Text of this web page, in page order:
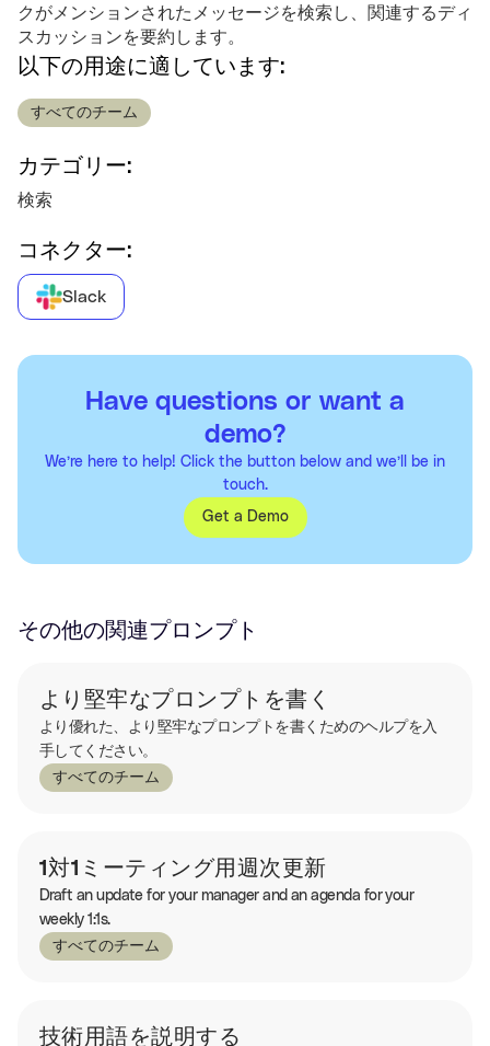
クがメンションされたメッセージを検索し、関連するディ
スカッションを要約します。
以下の用途に適しています:
すべてのチーム
カテゴリー:
検索
コネクター:
Slack
Have questions or want a
demo?
We’re here to help! Click the button below and we’ll be in
touch.
Get a Demo
その他の関連プロンプト
より堅牢なプロンプトを書く
より優れた、より堅牢なプロンプトを書くためのヘルプを入
手してください。
すべてのチーム
1対1ミーティング用週次更新
Draft an update for your manager and an agenda for your
weekly 1:1s.
すべてのチーム
技術用語を説明する